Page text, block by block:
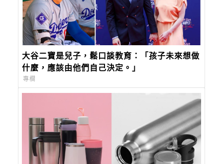
大谷二寶是兒子，鬆口談教育：「孩子未來想做
什麼，應該由他們自己決定。」
專欄